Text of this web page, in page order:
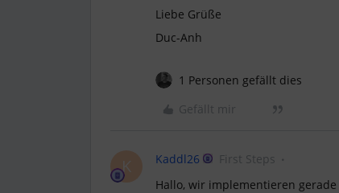
Liebe Grüße
Duc-Anh
1 Personen gefällt dies
Gefällt mir
K Kaddl26 First Steps
Hallo, wir implementieren